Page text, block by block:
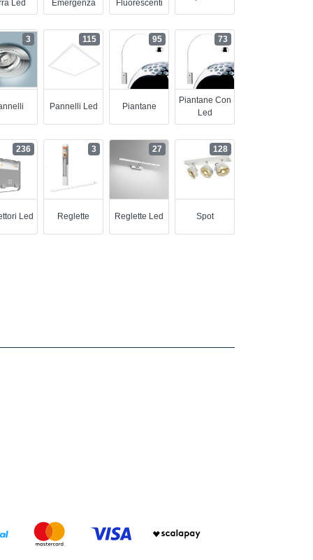
Led
Emergenza
Fluorescenti
3
Pannelli Led
115
Piantane
95
Piantane Con
Led
73
Led
236
Reglette
3
Reglette Led
27
Spot
128